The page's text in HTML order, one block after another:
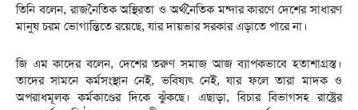
তিনি বলেন, রাজনৈতিক অস্থিরতা ও অর্থনৈতিক মন্দার কারণে দেশের সাধারণ
মানুষ চরম ভোগান্তিতে রয়েছে, যার দায়ভার সরকার এড়াতে পারে না।
জি এম কাদের বলেন, দেশের তরুণ সমাজ আজ ব্যাপকভাবে হতাশাগ্রস্ত।
তাদের সামনে কর্মসংস্থান নেই, ভবিষ্যৎ নেই, যার ফলে তারা মাদক ও
অপরাধমূলক কর্মকাণ্ডের দিকে ঝুঁকছে। এছাড়া, বিচার বিভাগসহ রাষ্ট্রের